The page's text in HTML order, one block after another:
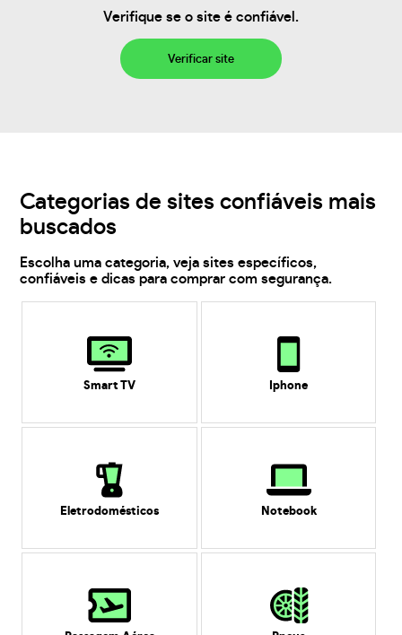
Verifique se o site é confiável.
Verificar site
Categorias de sites confiáveis mais
buscados
Escolha uma categoria, veja sites específicos,
confiáveis e dicas para comprar com segurança.
Smart TV Iphone
Eletrodomésticos Notebook